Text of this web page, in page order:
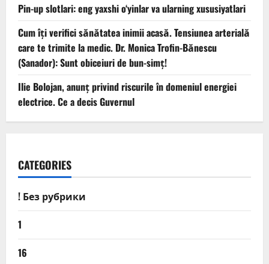
Pin-up slotlari: eng yaxshi o‘yinlar va ularning xususiyatlari
Cum îți verifici sănătatea inimii acasă. Tensiunea arterială
care te trimite la medic. Dr. Monica Trofin-Bănescu
(Sanador): Sunt obiceiuri de bun-simț!
Ilie Bolojan, anunț privind riscurile în domeniul energiei
electrice. Ce a decis Guvernul
CATEGORIES
! Без рубрики
1
16